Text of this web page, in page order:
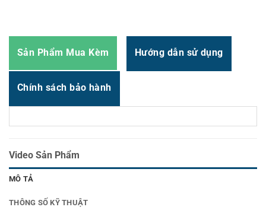
Sản Phẩm Mua Kèm Hướng dẫn sử dụng
Chính sách bảo hành
Video Sản Phẩm
MÔ TẢ
THÔNG SỐ KỸ THUẬT